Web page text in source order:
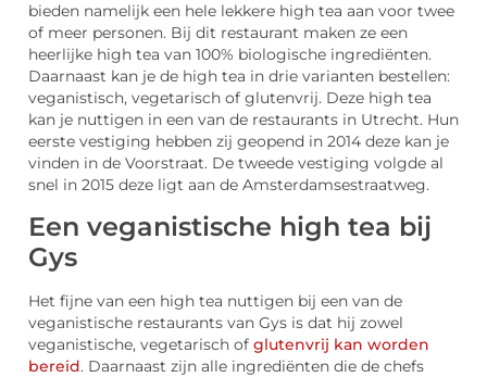
bieden namelijk een hele lekkere high tea aan voor twee
of meer personen. Bij dit restaurant maken ze een
heerlijke high tea van 100% biologische ingrediënten.
Daarnaast kan je de high tea in drie varianten bestellen:
veganistisch, vegetarisch of glutenvrij. Deze high tea
kan je nuttigen in een van de restaurants in Utrecht. Hun
eerste vestiging hebben zij geopend in 2014 deze kan je
vinden in de Voorstraat. De tweede vestiging volgde al
snel in 2015 deze ligt aan de Amsterdamsestraatweg.
Een veganistische high tea bij
Gys
Het fijne van een high tea nuttigen bij een van de
veganistische restaurants van Gys is dat hij zowel
veganistische, vegetarisch of glutenvrij kan worden
bereid. Daarnaast zijn alle ingrediënten die de chefs